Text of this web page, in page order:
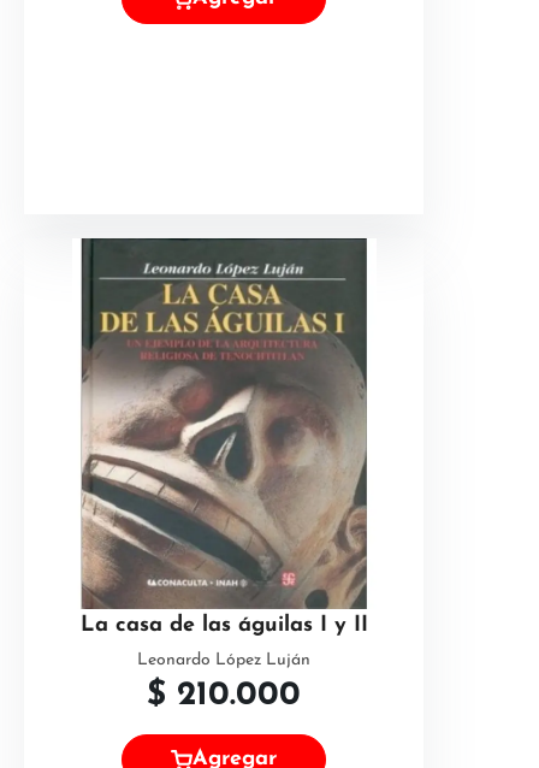
La casa de las águilas I y II
Leonardo López Luján
$ 210.000
Agregar